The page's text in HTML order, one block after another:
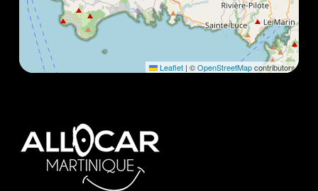
Leaflet | ©OpenStreetMapcontributors